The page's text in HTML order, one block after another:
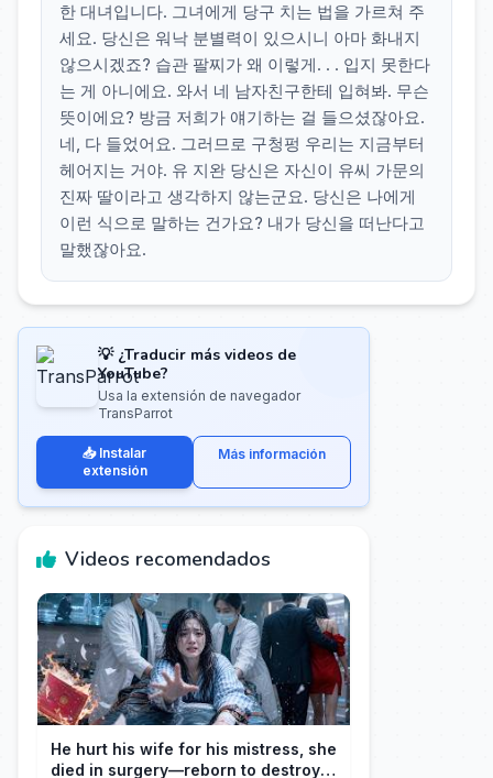
한 대녀입니다. 그녀에게 당구 치는 법을 가르쳐 주
세요. 당신은 워낙 분별력이 있으시니 아마 화내지
않으시겠죠? 습관 팔찌가 왜 이렇게. . . 입지 못한다
는 게 아니에요. 와서 네 남자친구한테 입혀봐. 무슨
뜻이에요? 방금 저희가 얘기하는 걸 들으셨잖아요.
네, 다 들었어요. 그러므로 구청펑 우리는 지금부터
헤어지는 거야. 유 지완 당신은 자신이 유씨 가문의
진짜 딸이라고 생각하지 않는군요. 당신은 나에게
이런 식으로 말하는 건가요? 내가 당신을 떠난다고
말했잖아요.
💡 ¿Traducir más videos de
YouTube?
Usa la extensión de navegador
TransParrot
📥 Instalar
extensión
Más información
Videos recomendados
He hurt his wife for his mistress, she
died in surgery—reborn to destroy